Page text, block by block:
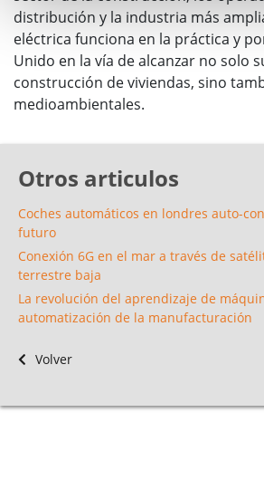
distribución y la industria más
eléctrica funciona en la práctica y
Unido en la vía de alcanzar no solo
construcción de viviendas, sino
medioambientales.
Otros articulos
Coches automáticos en londres auto-
futuro
Conexión 6G en el mar a través de
terrestre baja
La revolución del aprendizaje de
automatización de la manufacturación
Volver